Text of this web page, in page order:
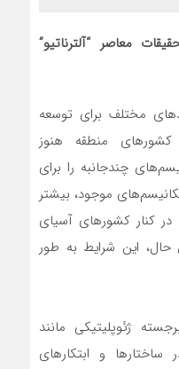
معاصر “آلترناتیو”
مختلف برای توسعه
منطقه هنوز
چندجانبه را برای
موجود، بیشتر
در کنار کشورهای آسیای
حال، این شرایط به طور
ژئوپلیتیکی مانند
ساختارها و ابتکارهای